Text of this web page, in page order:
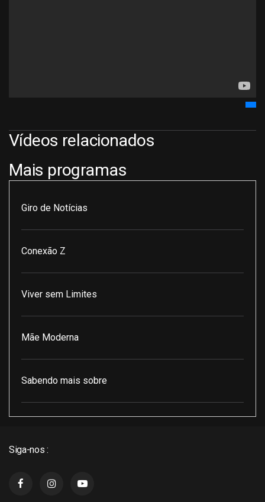
Vídeos relacionados
Mais programas
Giro de Notícias
Conexão Z
Viver sem Limites
Mãe Moderna
Sabendo mais sobre
Siga-nos :